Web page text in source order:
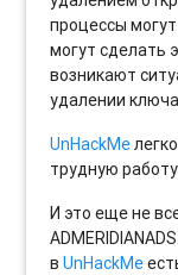
процессы
могут сделать
возникают
удалении
UnHackMe
трудную
И это еще не
вUnHackMe